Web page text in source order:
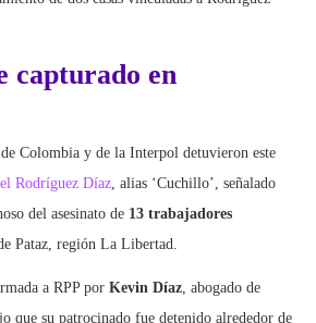
capturado en
Colombia y de la Interpol detuvieron este
Rodríguez Díaz, alias ‘Cuchillo’, señalado
del asesinato de 13 trabajadores
Pataz, región La Libertad.
a RPP por Kevin Díaz, abogado de
que su patrocinado fue detenido alrededor de